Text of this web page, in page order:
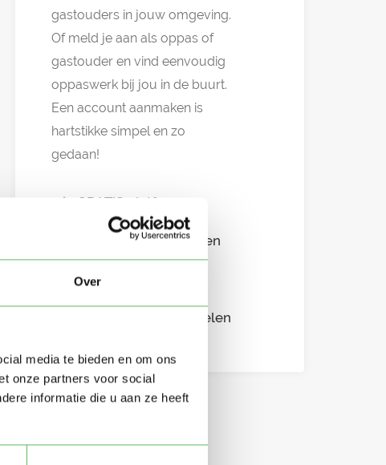
Over
media te bieden en om ons
onze partners voor social
informatie die u aan ze heeft
gastouders in jouw omgeving.
Of meld je aan als oppas of
gastouder en vind eenvoudig
oppaswerk bij jou in de buurt.
Een account aanmaken is
hartstikke simpel en zo
gedaan!
GRATIS platform
Eenvoudig aanmelden
Snel in contact
Overzichtelijke profielen